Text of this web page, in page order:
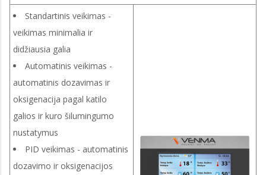
Standartinis veikimas -
veikimas minimalia ir
didžiausia galia
Automatinis veikimas -
automatinis dozavimas ir
oksigenacija pagal katilo
galios ir kuro šilumingumo
nustatymus
PID veikimas - automatinis
dozavimo ir oksigenacijos